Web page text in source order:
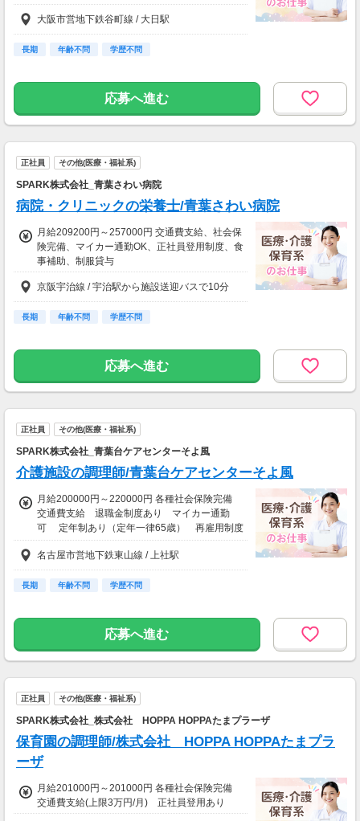
年勤続表彰制度、エプロン無償貸与、スポーツ
クラブ・レジャー施設・ホテル・映画館等優待
あり(福利厚生サービス)、インフルエンザ予防
接種補助、 育休産休後の時短正社員制度有り
大阪市営地下鉄谷町線 / 大日駅
長期 年齢不問 学歴不問
応募へ進む
正社員 その他(医療・福祉系)
SPARK株式会社_青葉さわい病院
病院・クリニックの栄養士/青葉さわい病院
月給209200円～257000円 交通費支給、社会保
険完備、マイカー通勤OK、正社員登用制度、食
事補助、制服貸与
京阪宇治線 / 宇治駅から施設送迎バスで10分
長期 年齢不問 学歴不問
応募へ進む
正社員 その他(医療・福祉系)
SPARK株式会社_青葉台ケアセンターそよ風
介護施設の調理師/青葉台ケアセンターそよ風
月給200000円～220000円 各種社会保険完備
交通費支給 退職金制度あり マイカー通勤
可 定年制あり（定年一律65歳） 再雇用制度
あり
名古屋市営地下鉄東山線 / 上社駅
長期 年齢不問 学歴不問
応募へ進む
正社員 その他(医療・福祉系)
SPARK株式会社_株式会社 HOPPA HOPPAたまプラーザ
保育園の調理師/株式会社 HOPPA HOPPAたまプラ
ーザ
月給201000円～201000円 各種社会保険完備
交通費支給(上限3万円/月) 正社員登用あり